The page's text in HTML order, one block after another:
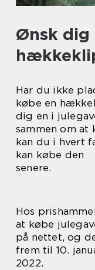
Ønsk dig
Har du ikke
købe en
dig en i
sammen om at
kan du i hvert
kan købe den
senere.
Hos
at købe
på nettet, og
frem til 10.
2022.